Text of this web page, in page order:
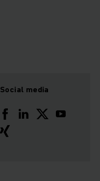
Social media